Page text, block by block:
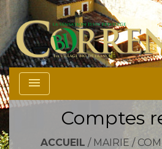
menu
Comptes
ACCUEIL / MAIRIE /